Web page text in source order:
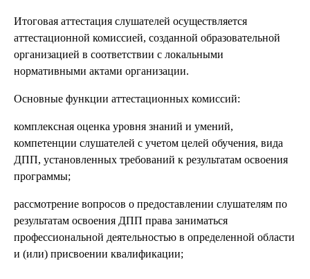
Итоговая аттестация слушателей осуществляется
аттестационной комиссией, созданной образовательной
организацией в соответствии с локальными
нормативными актами организации.
Основные функции аттестационных комиссий:
комплексная оценка уровня знаний и умений,
компетенции слушателей с учетом целей обучения, вида
ДПП, установленных требований к результатам освоения
программы;
рассмотрение вопросов о предоставлении слушателям по
результатам освоения ДПП права заниматься
профессиональной деятельностью в определенной области
и (или) присвоении квалификации;